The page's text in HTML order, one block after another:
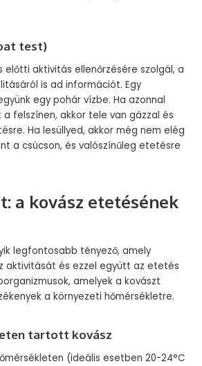
test)
előtti aktivitás ellenőrzésére szolgál, a
is ad információt. Egy
egy pohár vízbe. Ha azonnal
a felszínen, akkor tele van gázzal és
Ha lesüllyed, akkor még nem elég
a csúcson, és valószínűleg etetésre
a kovász etetésének
legfontosabb tényező, amely
aktivitását és ezzel együtt az etetés
amelyek a kovászt
a környezeti hőmérsékletre.
tartott kovász
(ideális esetben 20-24°C